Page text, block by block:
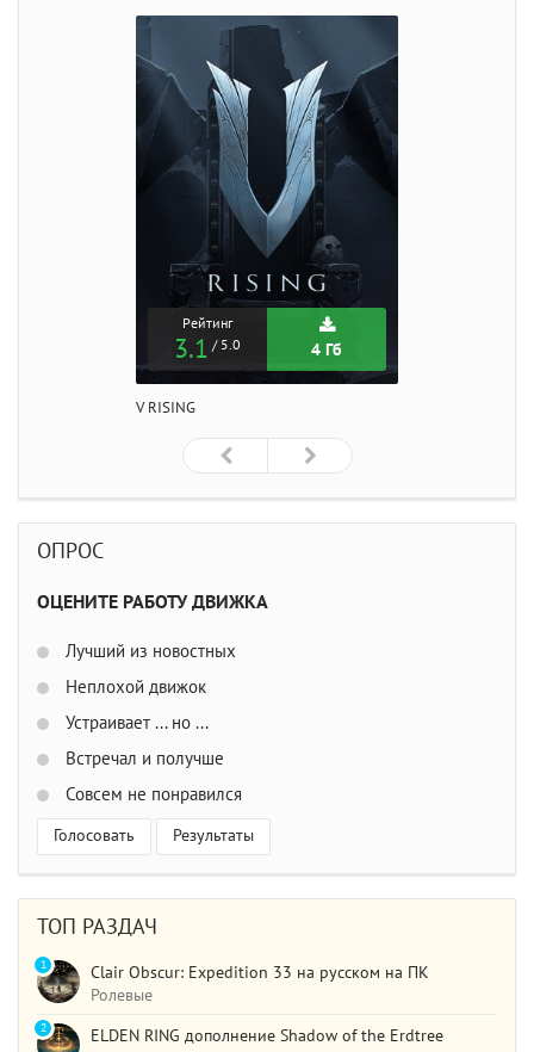
Рейтинг
3.1 / 5.0 4 Гб
V RISING
ОПРОС
ОЦЕНИТЕ РАБОТУ ДВИЖКА
Лучший из новостных
Неплохой движок
Устраивает ... но ...
Встречал и получше
Совсем не понравился
Голосовать Результаты
ТОП РАЗДАЧ
Clair Obscur: Expedition 33 на русском на ПК
Ролевые
1
ELDEN RING дополнение Shadow of the Erdtree
2